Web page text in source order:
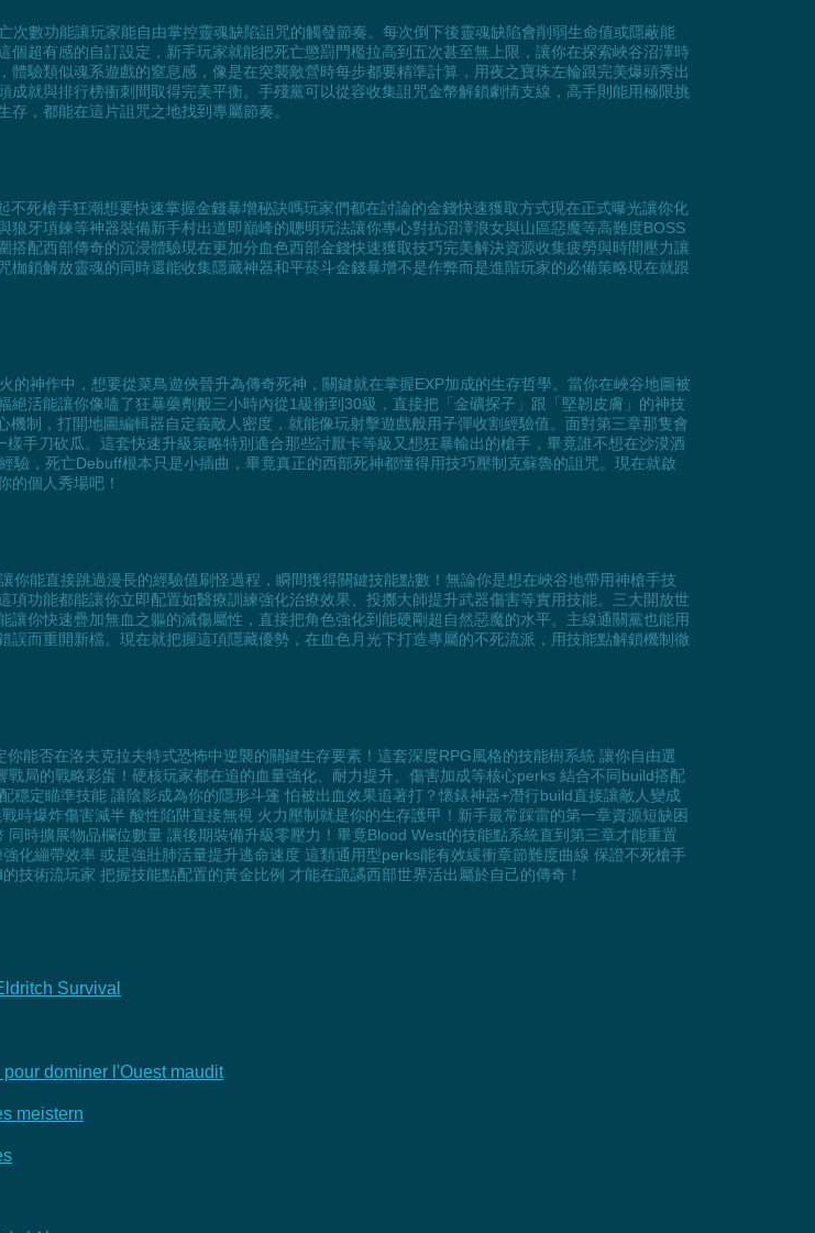
數功能讓玩家能自由掌控靈魂缺陷詛咒的觸發節奏。每次倒下後靈魂缺陷會削弱生命值或隱蔽能
超有感的自訂設定，新手玩家就能把死亡懲罰門檻拉高到五次甚至無上限，讓你在探索峽谷沼澤時
驗類似魂系遊戲的窒息感，像是在突襲敵營時每步都要精準計算，用夜之寶珠左輪跟完美爆頭秀出
就與排行榜衝刺間取得完美平衡。手殘黨可以從容收集詛咒金幣解鎖劇情支線，高手則能用極限挑
，都能在這片詛咒之地找到專屬節奏。
死槍手狂潮想要快速掌握金錢暴增秘訣嗎玩家們都在討論的金錢快速獲取方式現在正式曝光讓你化
牙項鍊等神器裝備新手村出道即巔峰的聰明玩法讓你專心對抗沼澤浪女與山區惡魔等高難度BOSS
配西部傳奇的沉浸體驗現在更加分血色西部金錢快速獲取技巧完美解決資源收集疲勞與時間壓力讓
鎖解放靈魂的同時還能收集隱藏神器和平菸斗金錢暴增不是作弊而是進階玩家的必備策略現在就跟
神作中，想要從菜鳥遊俠晉升為傳奇死神，關鍵就在掌握EXP加成的生存哲學。當你在峽谷地圖被
活能讓你像嗑了狂暴藥劑般三小時內從1級衝到30級，直接把「金礦探子」跟「堅韌皮膚」的神技
制，打開地圖編輯器自定義敵人密度，就能像玩射擊遊戲般用子彈收割經驗值。面對第三章那隻會
手刀砍瓜。這套快速升級策略特別適合那些討厭卡等級又想狂暴輸出的槍手，畢竟誰不想在沙漠酒
，死亡Debuff根本只是小插曲，畢竟真正的西部死神都懂得用技巧壓制克蘇魯的詛咒。現在就啟
的個人秀場吧！
能直接跳過漫長的經驗值刷怪過程，瞬間獲得關鍵技能點數！無論你是想在峽谷地帶用神槍手技
功能都能讓你立即配置如醫療訓練強化治療效果、投擲大師提升武器傷害等實用技能。三大開放世
你快速疊加無血之軀的減傷屬性，直接把角色強化到能硬剛超自然惡魔的水平。主線通關黨也能用
而重開新檔。現在就把握這項隱藏優勢，在血色月光下打造專屬的不死流派，用技能點解鎖機制徹
能否在洛夫克拉夫特式恐怖中逆襲的關鍵生存要素！這套深度RPG風格的技能樹系統 讓你自由選
局的戰略彩蛋！硬核玩家都在追的血量強化、耐力提升、傷害加成等核心perks 結合不同build搭配
定瞄準技能 讓陰影成為你的隱形斗篷 怕被出血效果追著打？懷錶神器+潛行build直接讓敵人變成
時爆炸傷害減半 酸性陷阱直接無視 火力壓制就是你的生存護甲！新手最常踩雷的第一章資源短缺困
時擴展物品欄位數量 讓後期裝備升級零壓力！畢竟Blood West的技能點系統直到第三章才能重置
化繃帶效率 或是強壯肺活量提升逃命速度 這類通用型perks能有效緩衝章節難度曲線 保證不死槍手
術流玩家 把握技能點配置的黃金比例 才能在詭譎西部世界活出屬於自己的傳奇！
Survival
dominer l'Ouest maudit
meistern